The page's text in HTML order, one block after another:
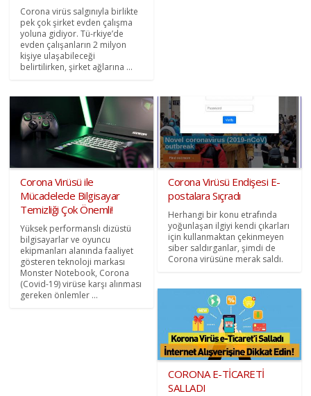
Corona virüs salgınıyla birlikte
pek çok şirket evden çalışma
yoluna gidiyor. Tü-rkiye’de
evden çalışanların 2 milyon
kişiye ulaşabileceği
belirtilirken, şirket ağlarına ...
Corona Virüsü ile
Mücadelede Bilgisayar
Temizliği Çok Önemli!
Yüksek performanslı dizüstü
bilgisayarlar ve oyuncu
ekipmanları alanında faaliyet
gösteren teknoloji markası
Monster Notebook, Corona
(Covid-19) virüse karşı alınması
gereken önlemler ...
Corona Virüsü Endişesi E-
postalara Sıçradı
Herhangi bir konu etrafında
yoğunlaşan ilgiyi kendi çıkarları
için kullanmaktan çekinmeyen
siber saldırganlar, şimdi de
Corona virüsüne merak saldı.
CORONA E-TİCARETİ
SALLADI